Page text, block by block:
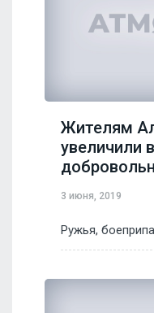
Жителям
увеличили
3 июня, 2019
Ружья,